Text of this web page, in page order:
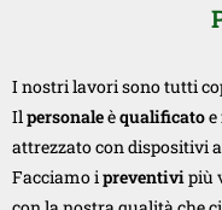
I nostri lavori sono tutti
Il personaleèqualificatoe
attrezzato con dispositivi
Facciamo i preventivi più